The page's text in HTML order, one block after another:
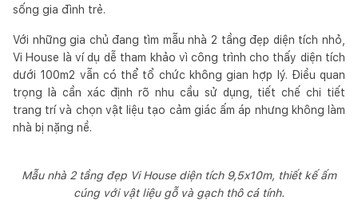
sống gia đình trẻ.
Với những gia chủ đang tìm mẫu nhà 2 tầng đẹp diện tích nhỏ,
Vi House là ví dụ dễ tham khảo vì công trình cho thấy diện tích
dưới 100m2 vẫn có thể tổ chức không gian hợp lý. Điều quan
trọng là cần xác định rõ nhu cầu sử dụng, tiết chế chi tiết
trang trí và chọn vật liệu tạo cảm giác ấm áp nhưng không làm
nhà bị nặng nề.
Mẫu nhà 2 tầng đẹp Vi House diện tích 9,5x10m, thiết kế ấm
cúng với vật liệu gỗ và gạch thô cá tính.